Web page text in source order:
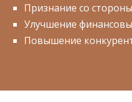
Признание со
Улучшение
Повышение